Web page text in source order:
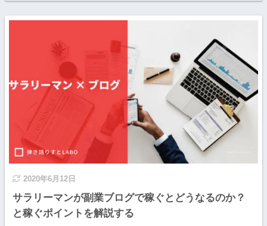
2020年6月12日
サラリーマンが副業ブログで稼ぐとどうなるのか？
と稼ぐポイントを解説する